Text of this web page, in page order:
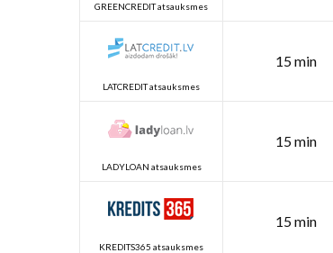
GREENCREDIT atsauksmes
LATCREDIT atsauksmes
15 min
LADYLOAN atsauksmes
15 min
KREDITS365 atsauksmes
15 min